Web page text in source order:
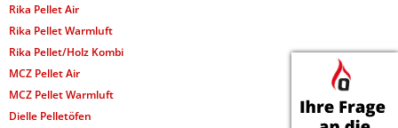
Rika Pellet Air
Rika Pellet Warmluft
Rika Pellet/Holz Kombi
MCZ Pellet Air
MCZ Pellet Warmluft
Dielle Pelletöfen